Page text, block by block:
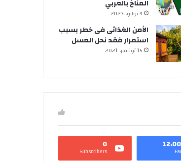
المناخ بالعربي
4 يوليو, 2023
الأمن الغذائى فى خطر بسبب
استمرار فقد نحل العسل
15 نوفمبر, 2021
0
Subscribers